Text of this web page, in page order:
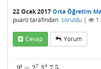
22 Ocak 2017Orta Öğretim
puan) tarafından soruldu |
Cevap Yorum
7 4